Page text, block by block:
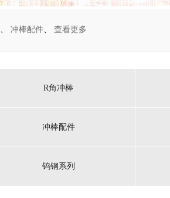
、 冲棒配件、 查看更多
R角冲棒
冲棒配件
钨钢系列